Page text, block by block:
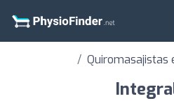
Quiromasajistas